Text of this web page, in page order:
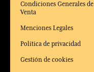
Condiciones Generales de
Venta
Menciones Legales
Política de privacidad
Gestión de cookies